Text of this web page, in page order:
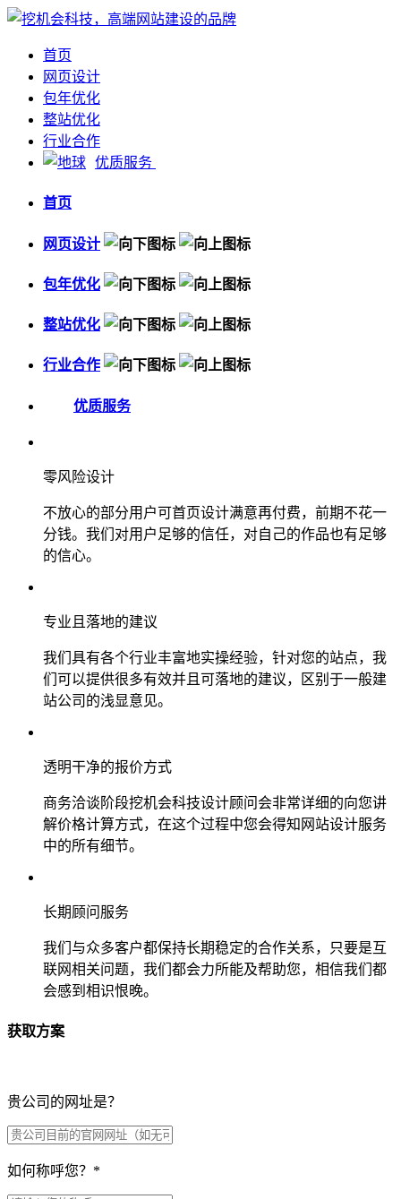
首页
网页设计
包年优化
整站优化
行业合作
优质服务
首页
网页设计
包年优化
整站优化
行业合作
优质服务
零风险设计
不放心的部分用户可首页设计满意再付费，前期不花一
分钱。我们对用户足够的信任，对自己的作品也有足够
的信心。
专业且落地的建议
我们具有各个行业丰富地实操经验，针对您的站点，我
们可以提供很多有效并且可落地的建议，区别于一般建
站公司的浅显意见。
透明干净的报价方式
商务洽谈阶段挖机会科技设计顾问会非常详细的向您讲
解价格计算方式，在这个过程中您会得知网站设计服务
中的所有细节。
长期顾问服务
我们与众多客户都保持长期稳定的合作关系，只要是互
联网相关问题，我们都会力所能及帮助您，相信我们都
会感到相识恨晚。
获取方案
贵公司的网址是？
如何称呼您？ *